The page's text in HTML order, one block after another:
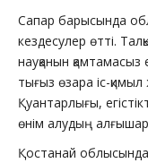
Сапар барысында
кездесулер өтті.
науқанын
тығыз өзара іс-қимыл
Қуантарлығы,
өнім алудың
Қостанай